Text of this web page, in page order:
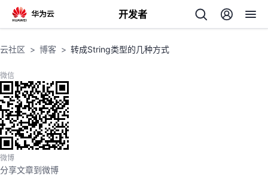
开发者
返
个
人
我
云社区 博客 转成String类型的几种方式
微信
微博
分享文章到微博